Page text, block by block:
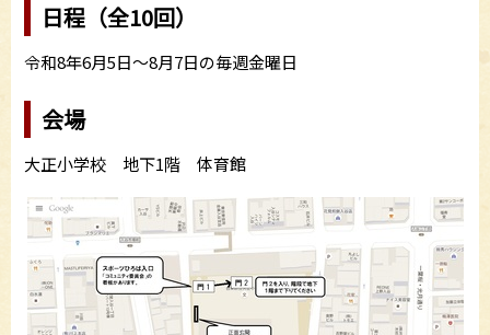
日程（全10回）
令和8年6月5日～8月7日の毎週金曜日
会場
大正小学校 地下1階 体育館